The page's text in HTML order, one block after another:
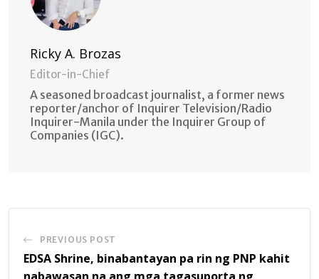
Ricky A. Brozas
Editor-in-Chief
A seasoned broadcast journalist, a former news
reporter/anchor of Inquirer Television/Radio
Inquirer-Manila under the Inquirer Group of
Companies (IGC).
PREVIOUS POST
EDSA Shrine, binabantayan pa rin ng PNP kahit